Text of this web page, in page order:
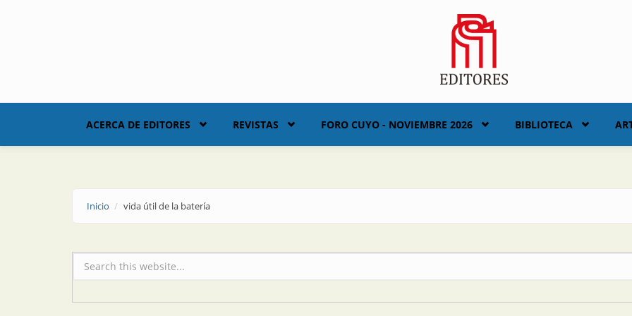
ACERCA DE EDITORES REVISTAS FORO CUYO - NOVIEMBRE 2026 BIBLIOTECA
Inicio vida útil de la batería
Formulario de búsqueda